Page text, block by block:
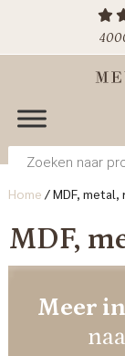
Producten
zoeken
Home /MDF,
MDF,
Meer